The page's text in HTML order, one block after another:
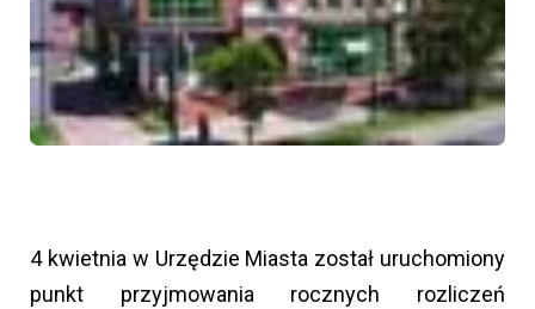
4 kwietnia w Urzędzie Miasta został uruchomiony
punkt przyjmowania rocznych rozliczeń